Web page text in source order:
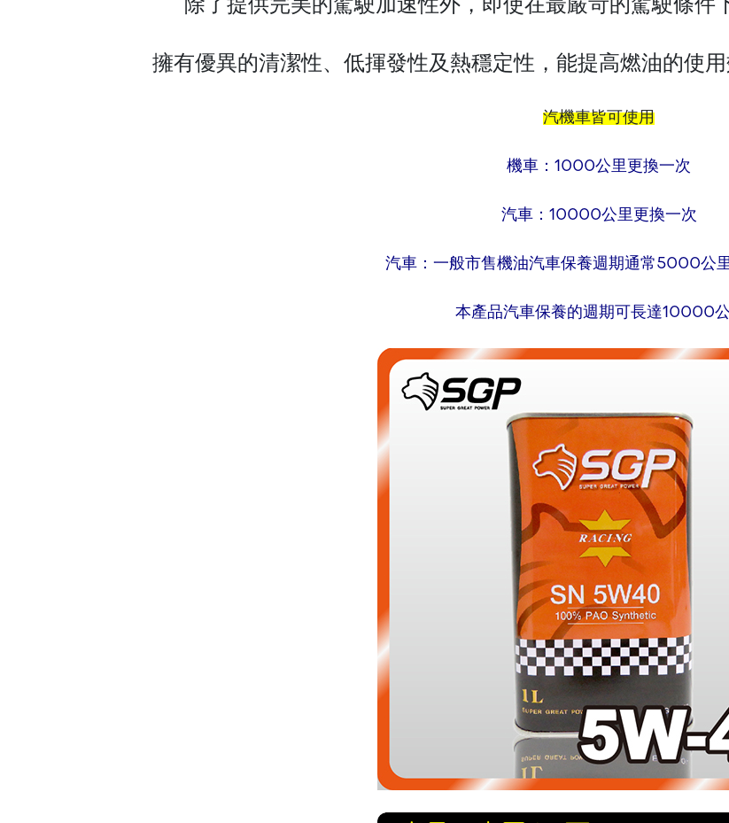
除了提供完美的駕駛加速性外，即使在最嚴苛的駕駛條件
擁有優異的清潔性、低揮發性及熱穩定性，能提高燃油的使
汽機車皆可使用
機車：1000公里更換一次
汽車：10000公里更換一次
汽車：一般市售機油汽車保養週期通常5000公
本產品汽車保養的週期可長達10000